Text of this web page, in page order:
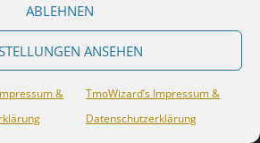
ABLEHNEN
ANSEHEN
&
TmoWizard’s Impressum &
Datenschutzerklärung
nofollow freisein.